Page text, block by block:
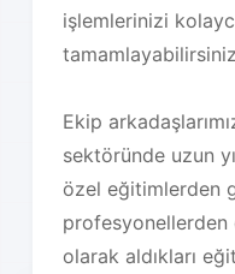
işlemlerinizi
Ekip
sektöründe uzun
özel eğitimlerden
profesyonellerden
olarak aldıkları